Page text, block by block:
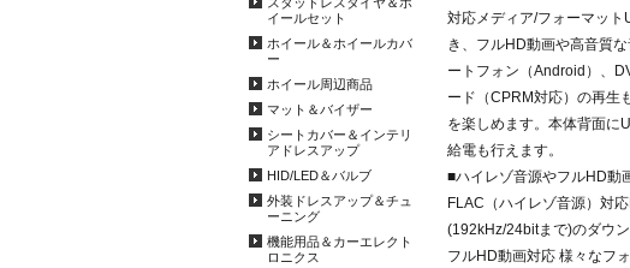
イールセット
ホイール＆ホイールカバ
ー
ホイール周辺商品
マット＆バイザー
シートカバー＆インテリ
アドレスアップ
HID/LED＆バルブ
外装ドレスアップ＆チュ
ーニング
機能用品＆カーエレクト
ロニクス
対応メディア/フォーマッ
き、フルHD動画や高音質
ートフォン（Android）、
ード（CPRM対応）の再生
を楽しめます。本体背面に
給電も行えます。
■ハイレゾ音源やフルHD動
FLAC（ハイレゾ音源）対
(192kHz/24bitまで)のダウ
フルHD動画対応 様々なフ